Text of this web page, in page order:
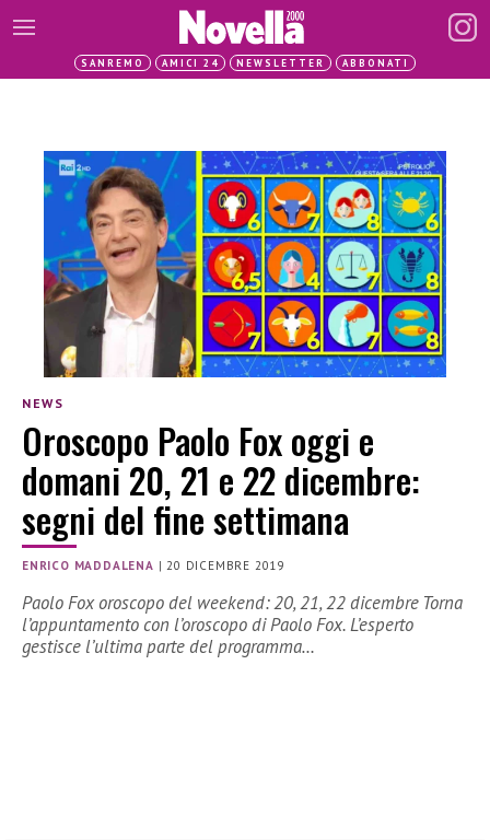
SANREMO AMICI 24 NEWSLETTER ABBONATI
NEWS
Oroscopo Paolo Fox oggi e
domani 20, 21 e 22 dicembre:
segni del fine settimana
ENRICO MADDALENA |20 DICEMBRE 2019
Paolo Fox oroscopo del weekend: 20, 21, 22 dicembre Torna
l’appuntamento con l’oroscopo di Paolo Fox. L’esperto
gestisce l’ultima parte del programma…